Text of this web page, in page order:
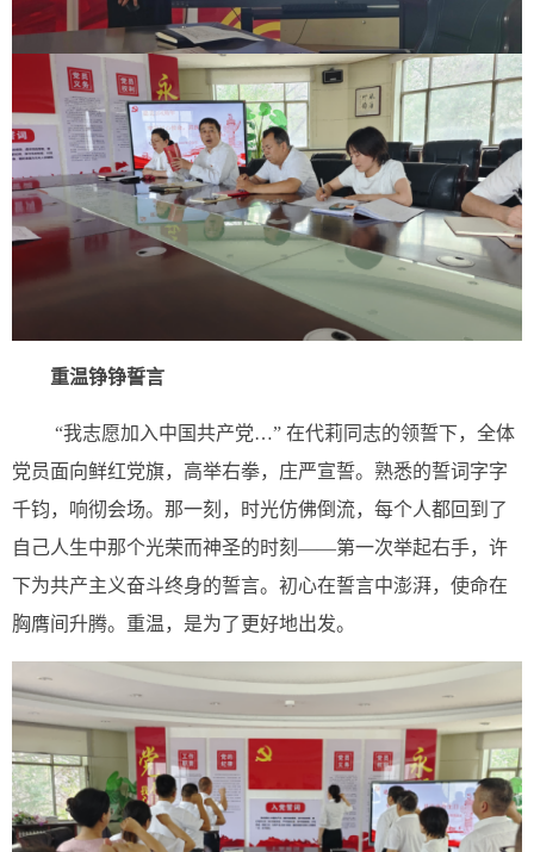
重温铮铮誓言
“我志愿加入中国共产党…” 在代莉同志的领誓下，全体
党员面向鲜红党旗，高举右拳，庄严宣誓。熟悉的誓词字字
千钧，响彻会场。那一刻，时光仿佛倒流，每个人都回到了
自己人生中那个光荣而神圣的时刻——第一次举起右手，许
下为共产主义奋斗终身的誓言。初心在誓言中澎湃，使命在
胸膺间升腾。重温，是为了更好地出发。